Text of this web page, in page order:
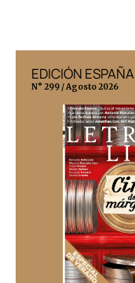
EDICIÓN ESPAÑA
N° 299 / Agosto 2026